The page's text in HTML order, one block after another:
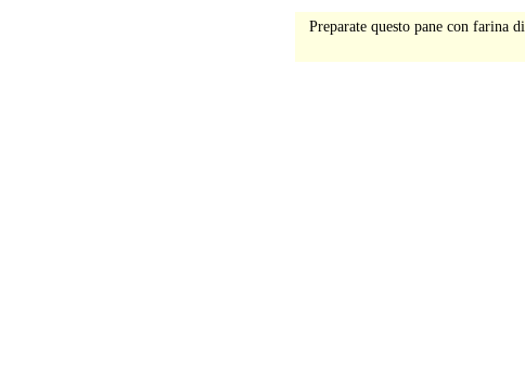
Preparate questo pane con farina